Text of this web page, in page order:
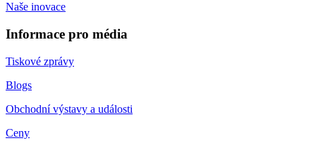
Naše inovace
Informace pro média
Tiskové zprávy
Blogs
Obchodní výstavy a události
Ceny